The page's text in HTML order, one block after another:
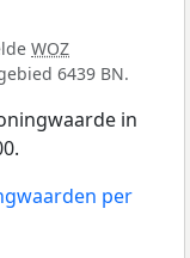
WOZ
6439 BN.
in
per